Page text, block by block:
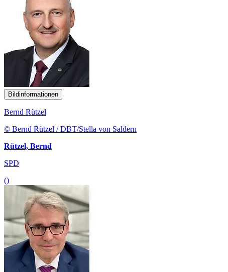
Bildinformationen
Bernd Rützel
© Bernd Rützel / DBT/Stella von Saldern
Rützel, Bernd
SPD
()